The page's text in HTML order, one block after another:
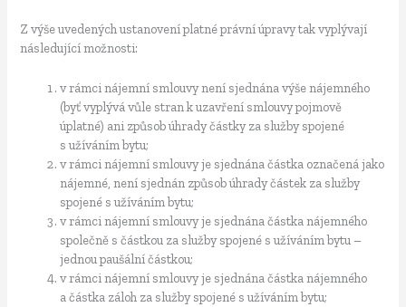
Z výše uvedených ustanovení platné právní úpravy tak vyplývají
následující možnosti:
v rámci nájemní smlouvy není sjednána výše nájemného
(byť vyplývá vůle stran k uzavření smlouvy pojmově
úplatné) ani způsob úhrady částky za služby spojené
s užíváním bytu;
v rámci nájemní smlouvy je sjednána částka označená jako
nájemné, není sjednán způsob úhrady částek za služby
spojené s užíváním bytu;
v rámci nájemní smlouvy je sjednána částka nájemného
společně s částkou za služby spojené s užíváním bytu –
jednou paušální částkou;
v rámci nájemní smlouvy je sjednána částka nájemného
a částka záloh za služby spojené s užíváním bytu;